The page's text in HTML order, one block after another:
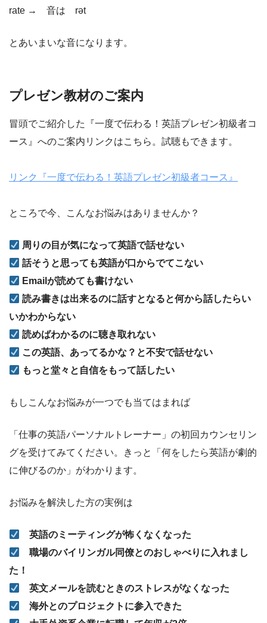
rate → 音は rət
とあいまいな音になります。
プレゼン教材のご案内
冒頭でご紹介した『一度で伝わる！英語プレゼン初級者コ
ース』へのご案内リンクはこちら。試聴もできます。
リンク『一度で伝わる！英語プレゼン初級者コース』
ところで今、こんなお悩みはありませんか？
周りの目が気になって英語で話せない
話そうと思っても英語が口からでてこない
Emailが読めても書けない
読み書きは出来るのに話すとなると何から話したらい
いかわからない
読めばわかるのに聴き取れない
この英語、あってるかな？と不安で話せない
もっと堂々と自信をもって話したい
もしこんなお悩みが一つでも当てはまれば
「仕事の英語パーソナルトレーナー」の初回カウンセリン
グを受けてみてください。きっと「何をしたら英語が劇的
に伸びるのか」がわかります。
お悩みを解決した方の実例は
英語のミーティングが怖くなくなった
職場のバイリンガル同僚とのおしゃべりに入れまし
た！
英文メールを読むときのストレスがなくなった
海外とのプロジェクトに参入できた